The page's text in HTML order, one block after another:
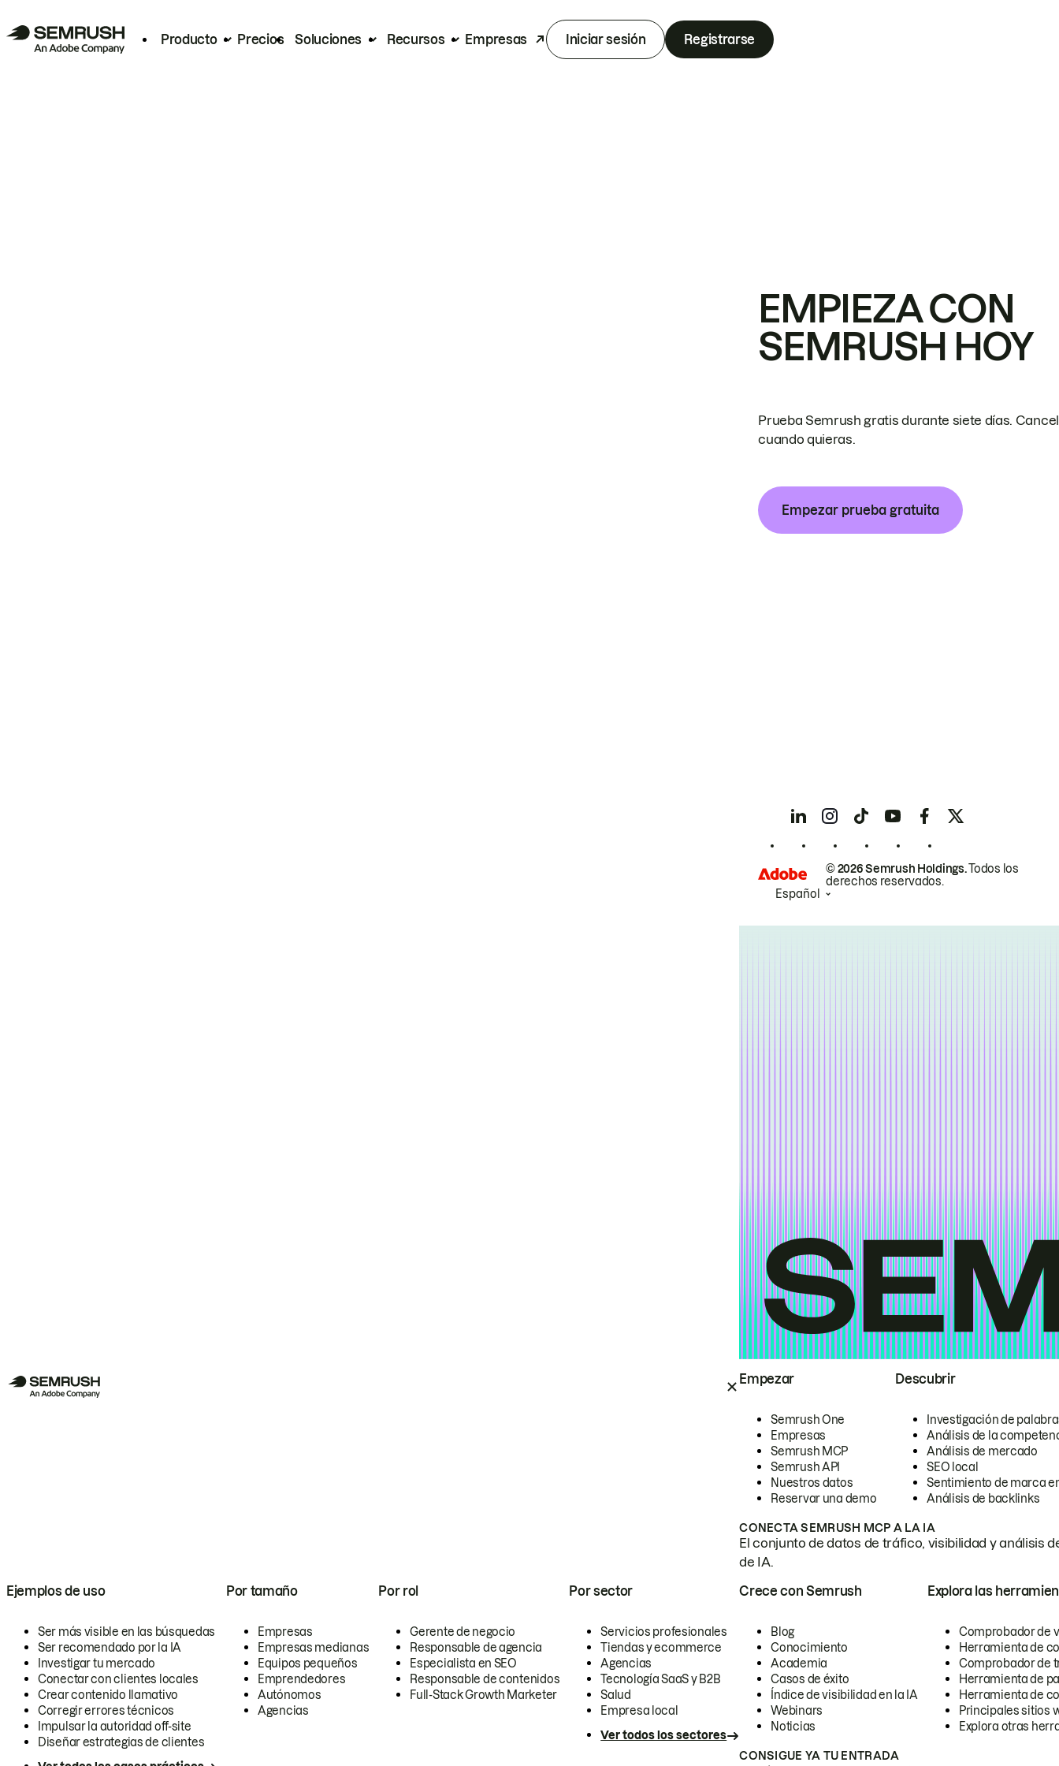
Producto Precios Soluciones Recursos Empresas Iniciar sesión Registrarse
Empezar
Semrush One
Empresas
Semrush MCP
Semrush API
Nuestros datos
Reservar una demo
Descubrir
Investigación de
Análisis de la
Análisis de mercado
SEO local
Sentimiento de marca
Análisis de backlinks
CONECTA SEMRUSH MCP A LA IA
El conjunto de datos de tráfico, visibilidad y análisis
de IA.
Ejemplos de uso
Ser más visible en las búsquedas
Ser recomendado por la IA
Investigar tu mercado
Conectar con clientes locales
Crear contenido llamativo
Corregir errores técnicos
Impulsar la autoridad off-site
Diseñar estrategias de clientes
Por tamaño
Empresas
Empresas medianas
Equipos pequeños
Emprendedores
Autónomos
Agencias
Por rol
Gerente de negocio
Responsable de agencia
Especialista en SEO
Responsable de contenidos
Full-Stack Growth Marketer
Por sector
Servicios profesionales
Tiendas y ecommerce
Agencias
Tecnología SaaS y B2B
Salud
Empresa local
Ver todos los sectores
Crece con Semrush
Blog
Conocimiento
Academia
Casos de éxito
Índice de visibilidad en la IA
Webinars
Noticias
Explora las
Comprobador de
Herramienta de
Comprobador de
Herramienta de
Herramienta de
Principales sitios
Explora otras
CONSIGUE YA TU ENTRADA
EMPIEZA CON
SEMRUSH HOY
Prueba Semrush gratis durante siete días.
cuando quieras.
Empezar prueba gratuita
© 2026 Semrush Holdings.Todos los
derechos reservados.
Español